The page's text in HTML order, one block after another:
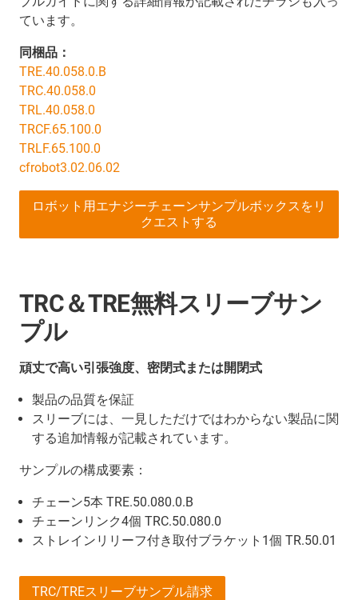
ています。
同梱品：
TRE.40.058.0.B
TRC.40.058.0
TRL.40.058.0
TRCF.65.100.0
TRLF.65.100.0
cfrobot3.02.06.02
ロボット用エナジーチェーンサンプルボックスをリ
クエストする
TRC＆TRE無料スリーブサン
プル
頑丈で高い引張強度、密閉式または開閉式
製品の品質を保証
スリーブには、一見しただけではわからない製品に関
する追加情報が記載されています。
サンプルの構成要素：
チェーン5本 TRE.50.080.0.B
チェーンリンク4個 TRC.50.080.0
ストレインリリーフ付き取付ブラケット1個 TR.50.01
TRC/TREスリーブサンプル請求